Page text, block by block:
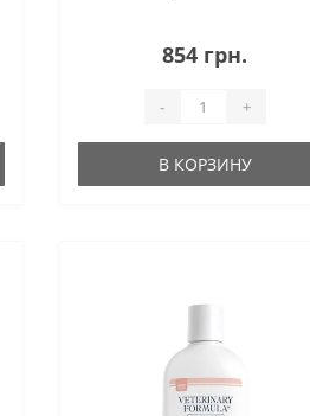
854 грн.
- +
В КОРЗИНУ